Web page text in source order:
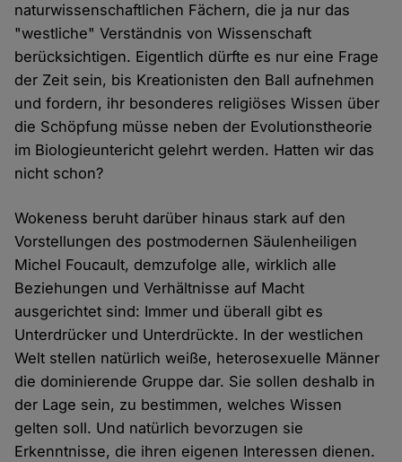
naturwissenschaftlichen Fächern, die ja nur das
"westliche" Verständnis von Wissenschaft
berücksichtigen. Eigentlich dürfte es nur eine Frage
der Zeit sein, bis Kreationisten den Ball aufnehmen
und fordern, ihr besonderes religiöses Wissen über
die Schöpfung müsse neben der Evolutionstheorie
im Biologieuntericht gelehrt werden. Hatten wir das
nicht schon?
Wokeness beruht darüber hinaus stark auf den
Vorstellungen des postmodernen Säulenheiligen
Michel Foucault, demzufolge alle, wirklich alle
Beziehungen und Verhältnisse auf Macht
ausgerichtet sind: Immer und überall gibt es
Unterdrücker und Unterdrückte. In der westlichen
Welt stellen natürlich weiße, heterosexuelle Männer
die dominierende Gruppe dar. Sie sollen deshalb in
der Lage sein, zu bestimmen, welches Wissen
gelten soll. Und natürlich bevorzugen sie
Erkenntnisse, die ihren eigenen Interessen dienen.